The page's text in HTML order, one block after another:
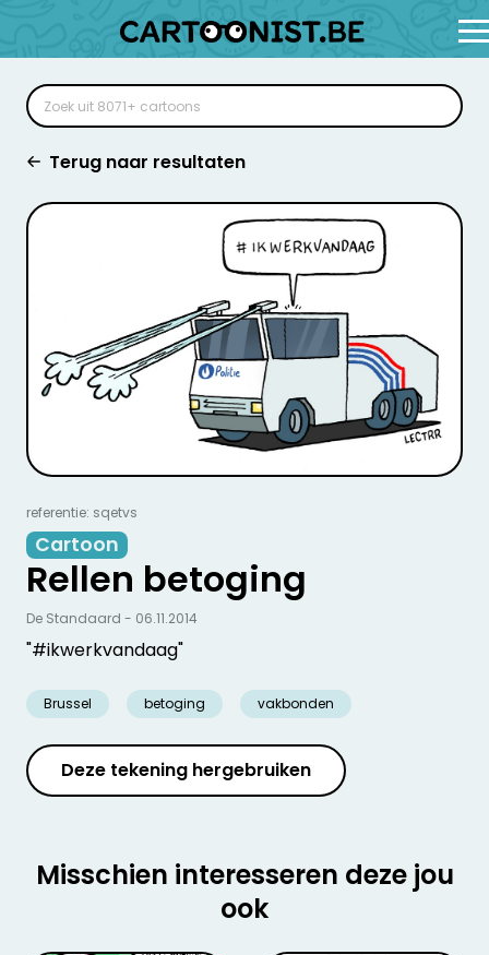
Terug naar resultaten
referentie: sqetvs
Cartoon
Rellen betoging
"#ikwerkvandaag"
Brussel betoging vakbonden
De Standaard - 06.11.2014
Deze tekening hergebruiken
Misschien interesseren deze jou
ook